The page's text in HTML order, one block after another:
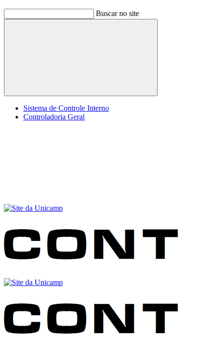
Buscar no site
Buscar
Sistema de Controle Interno
Controladoria Geral